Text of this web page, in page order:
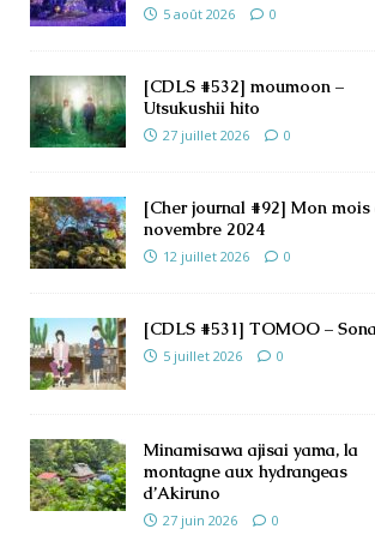
5 août 2026 0
[CDLS #532] moumoon –
Utsukushii hito
27 juillet 2026 0
[Cher journal #92] Mon mois
novembre 2024
12 juillet 2026 0
[CDLS #531] TOMOO –
5 juillet 2026 0
Minamisawa ajisai yama, la
montagne aux hydrangeas
d’Akiruno
27 juin 2026 0